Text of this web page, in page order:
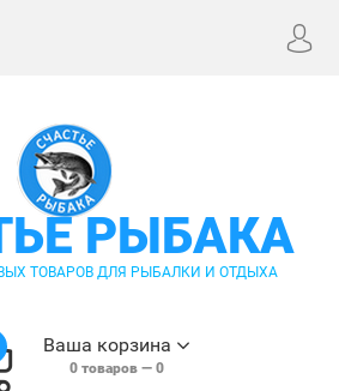
РЫБАКА
ТОВАРОВ ДЛЯ РЫБАЛКИ И ОТДЫХА
Ваша корзина
0товаров — 0